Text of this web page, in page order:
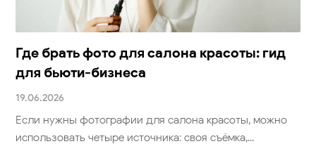
Где брать фото для салона красоты: гид
для бьюти-бизнеса
19.06.2026
Если нужны фотографии для салона красоты, можно
использовать четыре источника: своя съёмка,...